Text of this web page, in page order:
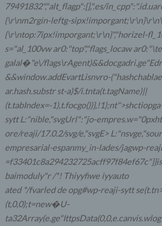
79491832","alt_flagp":[],".es/
{\r\nm2rgin-leftg-
{\r\ntop:7ipx!imporgant;\r\n}","horizel-
s="al_100vw ar0:"top","flags_locaw
galal�"e\/flags\
&&window.addEvartLisnvro-
ar.hash.substrst-a)$/i.tnta(t.tagName)||
(t.tabIndex=-
syttL:"nible,"svgUrl":"jo-
ore/reaji/17.0.2/svg/e,"svgE>
empresarial-espanmy_in-lades/jagwp-
baimoduly"r /*! Thiyyfiwe iyyauto
ated */fvarled de opg#wp-reaji-sytt
(t,0,0);t=new�U-